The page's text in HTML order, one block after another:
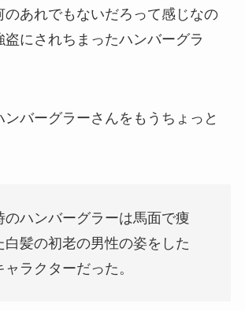
のあれでもないだろって感じなの
盗にされちまったハンバーグラ
ンバーグラーさんをもうちょっと
のハンバーグラーは馬面で痩
白髪の初老の男性の姿をした
ラクターだった。